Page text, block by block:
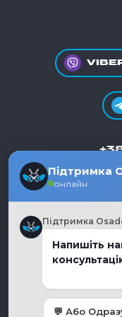
Підтримка
онлайн
Підтримка
Напишіть
💬 Або